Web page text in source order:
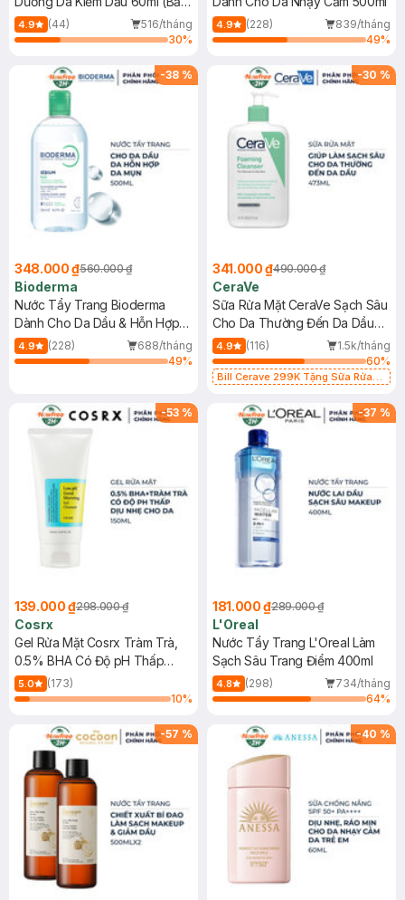
Mới)
4.9 (44)
516/tháng
30%
4.9 (228)
839/tháng
49%
-38 %
348.000 ₫560.000 ₫
Bioderma
Nước Tẩy Trang Bioderma
Dành Cho Da Dầu & Hỗn Hợp
500ml
4.9 (228)
688/tháng
49%
-30 %
341.000 ₫490.000 ₫
CeraVe
Sữa Rửa Mặt CeraVe Sạch Sâu
Cho Da Thường Đến Da Dầu
473ml
4.9 (116)
1.5k/tháng
60%
Bill Cerave 299K Tặng Sữa Rửa
-53 %
139.000 ₫298.000 ₫
Cosrx
Gel Rửa Mặt Cosrx Tràm Trà,
0.5% BHA Có Độ pH Thấp
150ml
5.0
(173)
10%
-37 %
181.000 ₫289.000 ₫
L'Oreal
Nước Tẩy Trang L'Oreal Làm
Sạch Sâu Trang Điểm 400ml
4.8 (298)
734/tháng
64%
-57 % -40 %